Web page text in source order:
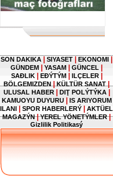
SON DAKIKA SIYASET EKONOMI
GÜNDEM YASAM GÜNCEL
SAĐLIK EĐÝTÝM ILÇELER
BÖLGEMIZDEN | KÜLTÜR SANAT |
ULUSAL HABER DIŢ POLÝTÝKA
KAMUOYU DUYURU
IS ARIYORUM
ILANI
SPOR HABERLERÝ
AKTÜEL
MAGAZÝN | YEREL YÖNETÝMLER |
Gizlilik Politikasý